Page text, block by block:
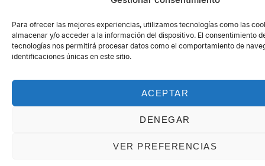
Para ofrecer las mejores experiencias, utilizamos tecnologías como las
almacenar y/o acceder a la información del dispositivo. El consentimiento
tecnologías nos permitirá procesar datos como el comportamiento de
identificaciones únicas en este sitio.
ACEPTAR
DENEGAR
VER PREFERENCIAS